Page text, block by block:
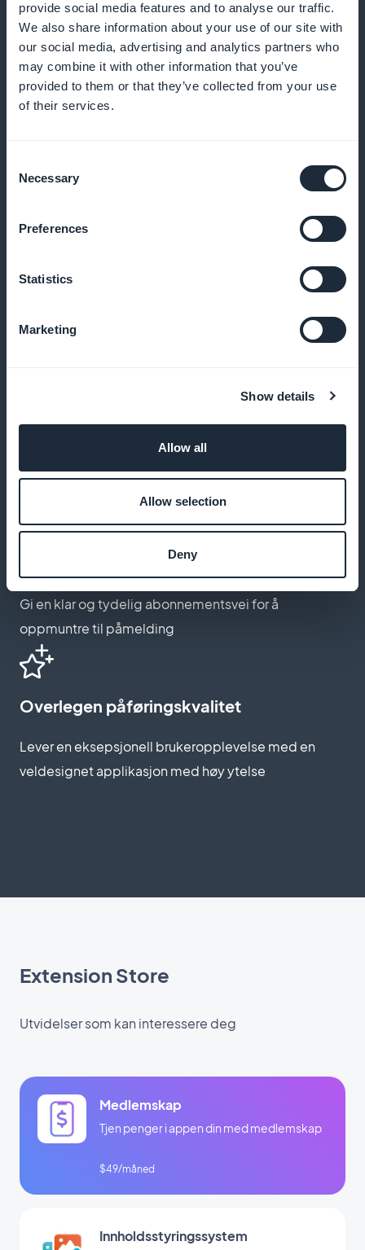
provide social media features and to analyse our traffic.
We also share information about your use of our site with
our social media, advertising and analytics partners who
may combine it with other information that you’ve
provided to them or that they’ve collected from your use
of their services.
Selection
Necessary
Preferences
Statistics
Marketing
Show details
Allow all
Allow selection
Deny
Analyser brukerinteraksjon for å forbedre
innholdstilbudene dine
Bruk widgets for å fremheve abonnementstilbudene
Ingen provisjon
Få mest mulig ut av inntekten din uten provisjon på
Tilpasning av design
merkevaren din
Intuitiv abonnementsprosess
Gi en klar og tydelig abonnementsvei for å
oppmuntre til påmelding
Overlegen påføringskvalitet
Lever en eksepsjonell brukeropplevelse med en
veldesignet applikasjon med høy ytelse
Extension Store
Utvidelser som kan interessere deg
Medlemskap
Tjen penger i appen din med medlemskap
$49/måned
Innholdsstyringssystem